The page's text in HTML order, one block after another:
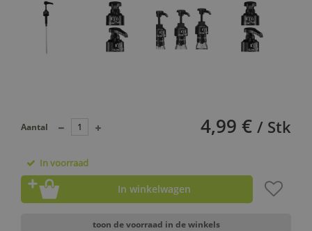
4,99 € / Stk
Aantal
In voorraad
In winkelwagen
toon de voorraad in de winkels